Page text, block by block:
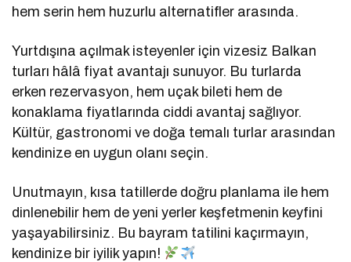
hem serin hem huzurlu alternatifler arasında.
Yurtdışına açılmak isteyenler için vizesiz Balkan
turları hâlâ fiyat avantajı sunuyor. Bu turlarda
erken rezervasyon, hem uçak bileti hem de
konaklama fiyatlarında ciddi avantaj sağlıyor.
Kültür, gastronomi ve doğa temalı turlar arasından
kendinize en uygun olanı seçin.
Unutmayın, kısa tatillerde doğru planlama ile hem
dinlenebilir hem de yeni yerler keşfetmenin keyfini
yaşayabilirsiniz. Bu bayram tatilini kaçırmayın,
kendinize bir iyilik yapın!